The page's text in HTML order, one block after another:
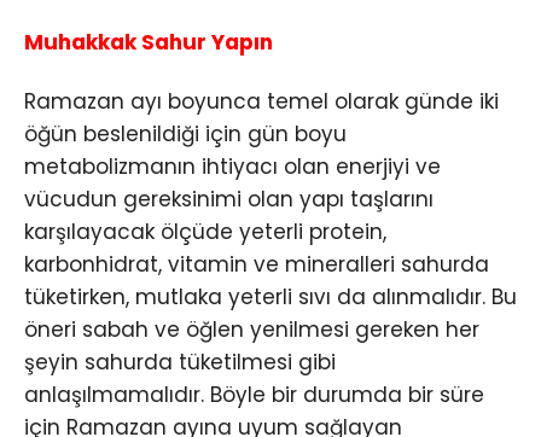
Muhakkak Sahur Yapın
Ramazan ayı boyunca temel olarak günde iki
öğün beslenildiği için gün boyu
metabolizmanın ihtiyacı olan enerjiyi ve
vücudun gereksinimi olan yapı taşlarını
karşılayacak ölçüde yeterli protein,
karbonhidrat, vitamin ve mineralleri sahurda
tüketirken, mutlaka yeterli sıvı da alınmalıdır. Bu
öneri sabah ve öğlen yenilmesi gereken her
şeyin sahurda tüketilmesi gibi
anlaşılmamalıdır. Böyle bir durumda bir süre
için Ramazan ayına uyum sağlayan